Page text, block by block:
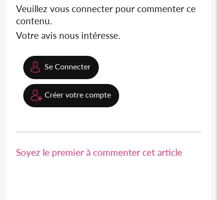
Veuillez vous connecter pour commenter ce
contenu.
Votre avis nous intéresse.
Se Connecter
Créer votre compte
Soyez le premier à commenter cet article